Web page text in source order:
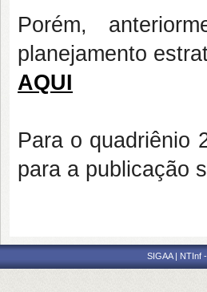
Porém,
planejamento
AQUI
Para o quadriênio
para a publicação
SIGAA | NTInf